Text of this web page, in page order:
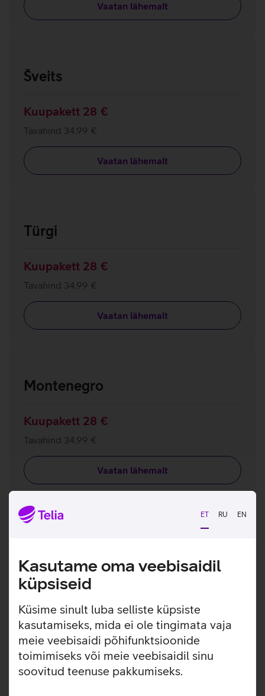
ET RU EN
Kasutame oma veebisaidil
küpsiseid
Küsime sinult luba selliste küpsiste
kasutamiseks, mida ei ole tingimata vaja
meie veebisaidi põhifunktsioonide
toimimiseks või meie veebisaidil sinu
soovitud teenuse pakkumiseks.
Vaatan lähemalt
Šveits
Kuupakett 28 €
Tavahind 34,99 €
Vaatan lähemalt
Türgi
Kuupakett 28 €
Tavahind 34,99 €
Vaatan lähemalt
Montenegro
Kuupakett 28 €
Tavahind 34,99 €
Vaatan lähemalt